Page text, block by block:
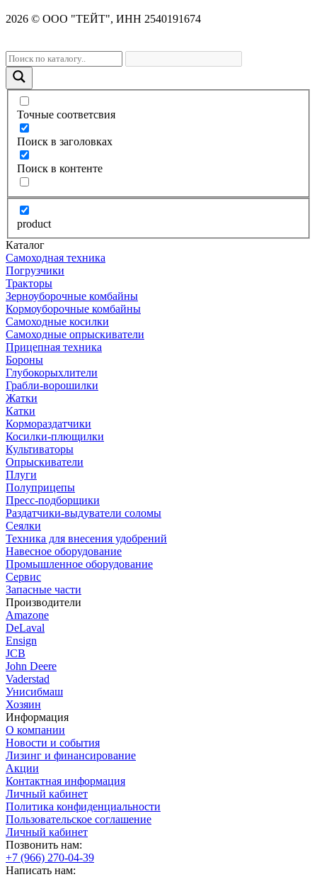
2026 © OOO "ТЕЙТ", ИНН 2540191674
Точные соответсвия
Поиск в заголовках
Поиск в контенте
product
Каталог
Самоходная техника
Погрузчики
Тракторы
Зерноуборочные комбайны
Кормоуборочные комбайны
Самоходные косилки
Самоходные опрыскиватели
Прицепная техника
Бороны
Глубокорыхлители
Грабли-ворошилки
Жатки
Катки
Кормораздатчики
Косилки-плющилки
Культиваторы
Опрыскиватели
Плуги
Полуприцепы
Пресс-подборщики
Раздатчики-выдуватели соломы
Сеялки
Техника для внесения удобрений
Навесное оборудование
Промышленное оборудование
Сервис
Запасные части
Производители
Amazone
DeLaval
Ensign
JCB
John Deere
Vaderstad
Унисибмаш
Хозяин
Информация
О компании
Новости и события
Лизинг и финансирование
Акции
Контактная информация
Личный кабинет
Политика конфиденциальности
Пользовательское соглашение
Личный кабинет
Позвонить нам:
+7 (966) 270-04-39
Написать нам: